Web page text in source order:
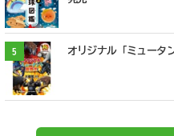
5 オリジナル「ミュータ